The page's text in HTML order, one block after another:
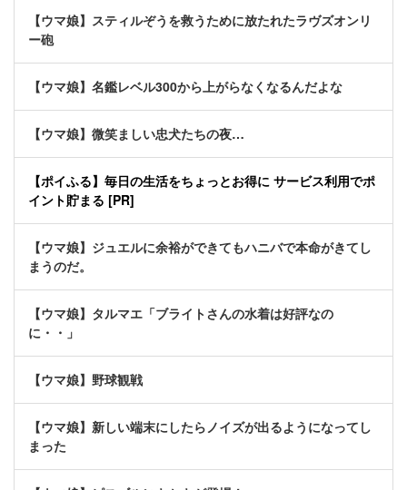
【ウマ娘】スティルぞうを救うために放たれたラヴズオンリ
ー砲
【ウマ娘】名鑑レベル300から上がらなくなるんだよな
【ウマ娘】微笑ましい忠犬たちの夜…
【ポイふる】毎日の生活をちょっとお得に サービス利用でポ
イント貯まる [PR]
【ウマ娘】ジュエルに余裕ができてもハニバで本命がきてし
まうのだ。
【ウマ娘】タルマエ「ブライトさんの水着は好評なの
に・・」
【ウマ娘】野球観戦
【ウマ娘】新しい端末にしたらノイズが出るようになってし
まった